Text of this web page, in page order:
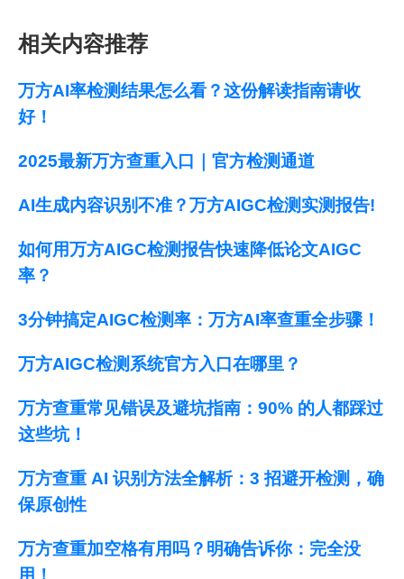
相关内容推荐
万方AI率检测结果怎么看？这份解读指南请收
好！
2025最新万方查重入口｜官方检测通道
AI生成内容识别不准？万方AIGC检测实测报告!
如何用万方AIGC检测报告快速降低论文AIGC
率？
3分钟搞定AIGC检测率：万方AI率查重全步骤！
万方AIGC检测系统官方入口在哪里？
万方查重常见错误及避坑指南：90% 的人都踩过
这些坑！
万方查重 AI 识别方法全解析：3 招避开检测，确
保原创性
万方查重加空格有用吗？明确告诉你：完全没